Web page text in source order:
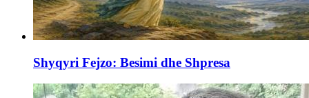
Shyqyri Fejzo: Besimi dhe Shpresa